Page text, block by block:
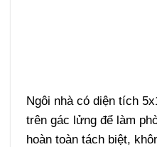
Ngôi nhà có diện tích
trên gác lửng để làm
hoàn toàn tách biệt,